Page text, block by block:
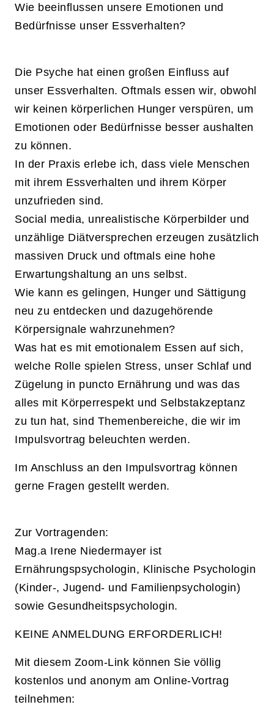
Wie beeinflussen unsere Emotionen und
Bedürfnisse unser Essverhalten?
Die Psyche hat einen großen Einfluss auf
unser Essverhalten. Oftmals essen wir, obwohl
wir keinen körperlichen Hunger verspüren, um
Emotionen oder Bedürfnisse besser aushalten
zu können.
In der Praxis erlebe ich, dass viele Menschen
mit ihrem Essverhalten und ihrem Körper
unzufrieden sind.
Social media, unrealistische Körperbilder und
unzählige Diätversprechen erzeugen zusätzlich
massiven Druck und oftmals eine hohe
Erwartungshaltung an uns selbst.
Wie kann es gelingen, Hunger und Sättigung
neu zu entdecken und dazugehörende
Körpersignale wahrzunehmen?
Was hat es mit emotionalem Essen auf sich,
welche Rolle spielen Stress, unser Schlaf und
Zügelung in puncto Ernährung und was das
alles mit Körperrespekt und Selbstakzeptanz
zu tun hat, sind Themenbereiche, die wir im
Impulsvortrag beleuchten werden.
Im Anschluss an den Impulsvortrag können
gerne Fragen gestellt werden.
Zur Vortragenden:
Mag.a Irene Niedermayer ist
Ernährungspsychologin, Klinische Psychologin
(Kinder-, Jugend- und Familienpsychologin)
sowie Gesundheitspsychologin.
KEINE ANMELDUNG ERFORDERLICH!
Mit diesem Zoom-Link können Sie völlig
kostenlos und anonym am Online-Vortrag
teilnehmen: